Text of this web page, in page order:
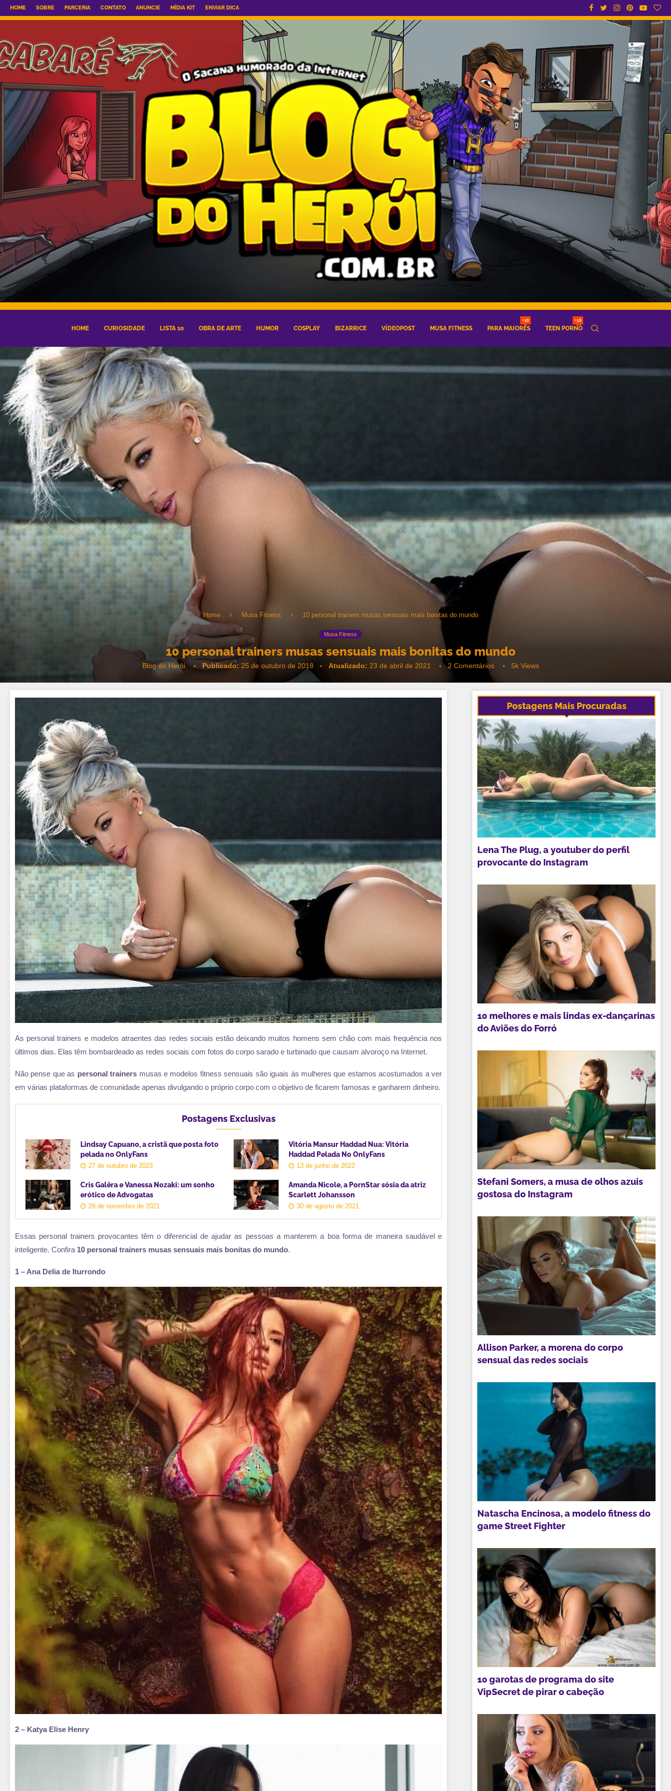
HOME SOBRE PARCERIA CONTATO ANUNCIE MÍDIA KIT ENVIAR DICA
HOME CURIOSIDADE LISTA 10 OBRA DE ARTE HUMOR COSPLAY BIZARRICE VÍDEOPOST MUSA FITNESS PARA MAIORES
+18
TEEN PORNÔ
+18
Home Musa Fitness 10 personal trainers musas sensuais mais bonitas do mundo
Musa Fitness
10 personal trainers musas sensuais mais bonitas do mundo
Blog do Herói Publicado: 25 de outubro de 2018 Atualizado: 23 de abril de 2021 2 Comentários 5kViews
As personal trainers e modelos atraentes das redes sociais estão deixando muitos homens sem chão com mais frequência nos
últimos dias. Elas têm bombardeado as redes sociais com fotos do corpo sarado e turbinado que causam alvoroço na Internet.
Não pense que as personal trainers musas e modelos fitness sensuais são iguais às mulheres que estamos acostumados a ver
em várias plataformas de comunidade apenas divulgando o próprio corpo com o objetivo de ficarem famosas e ganharem dinheiro.
Postagens Exclusivas
Lindsay Capuano, a cristã que posta foto
pelada no OnlyFans
27 de outubro de 2023
Vitória Mansur Haddad Nua: Vitória
Haddad Pelada No OnlyFans
13 de junho de 2022
Cris Galêra e Vanessa Nozaki: um sonho
erótico de Advogatas
29 de novembro de 2021
Amanda Nicole, a PornStar sósia da atriz
Scarlett Johansson
30 de agosto de 2021
Essas personal trainers provocantes têm o diferencial de ajudar as pessoas a manterem a boa forma de maneira saudável e
inteligente. Confira 10 personal trainers musas sensuais mais bonitas do mundo.
1 – Ana Delia de Iturrondo
2 – Katya Elise Henry
Postagens Mais Procuradas
Lena The Plug, a youtuber do perfil
provocante do Instagram
10 melhores e mais lindas ex-dançarinas
do Aviões do Forró
Stefani Somers, a musa de olhos azuis
gostosa do Instagram
Allison Parker, a morena do corpo
sensual das redes sociais
Natascha Encinosa, a modelo fitness do
game Street Fighter
10 garotas de programa do site
VipSecret de pirar o cabeção